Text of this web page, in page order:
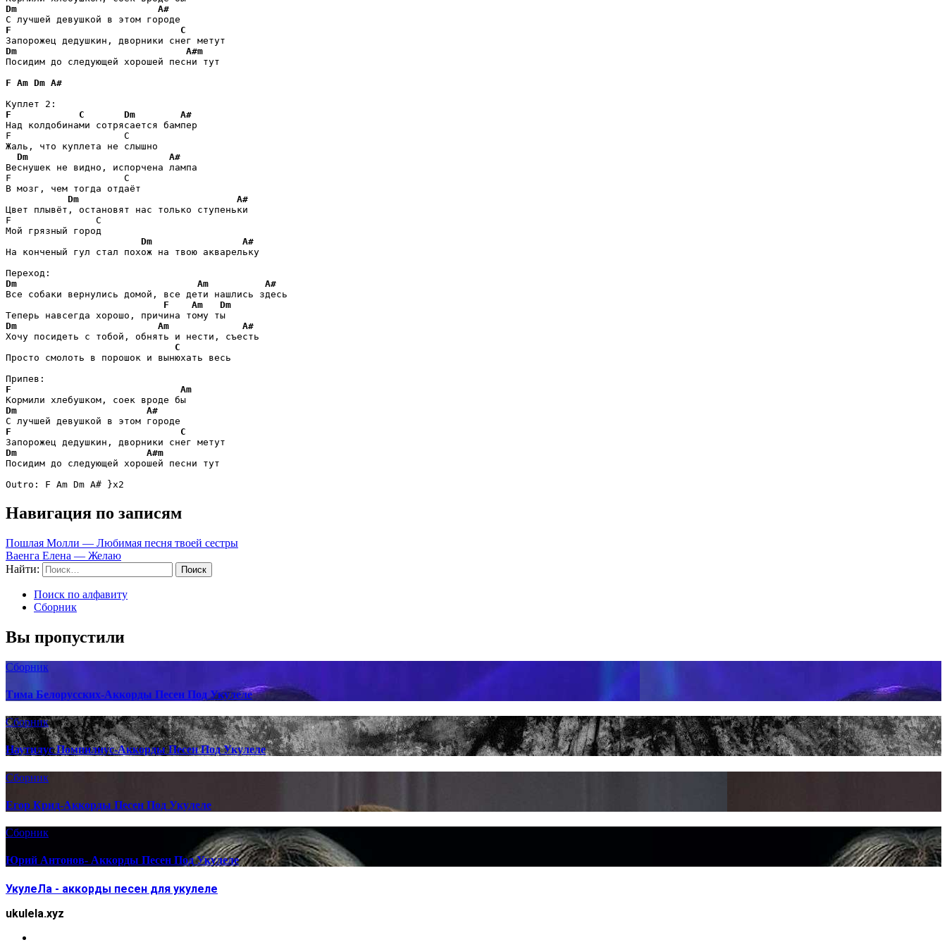
Dm
A#
F
C
Dm
A#m
Посидим до следующей хорошей песни тут
F Am Dm A#
F
C Dm
A#
Над колдобинами сотрясается бампер
F                    С
Жаль, что куплета не слышно
Dm
A#
Веснушек не видно, испорчена лампа
F                    С
В мозг, чем тогда отдаёт
Dm
A#
Цвет плывёт, остановят нас только ступеньки
F               С
Мой грязный город
Dm
A#
На конченый гул стал похож на твою акварельку
Dm
Am
A#
Все собаки вернулись домой, все дети нашлись здесь
F
Am
Dm
Dm
Am
A#
Хочу посидеть с тобой, обнять и нести, съесть
C
Просто смолоть в порошок и вынюхать весь
F
Am
Dm
A#
F
C
Dm
A#m
Посидим до следующей хорошей песни тут
Outro: F Am Dm A# }x2
Навигация по записям
Пошлая Молли — Любимая песня твоей сестры
Ваенга Елена — Желаю
Найти:
Поиск по алфавиту
Сборник
Вы пропустили
Сборник
Тима Белорусских-Аккорды Песен Под Укулеле
Сборник
Наутилус Помпилиус-Аккорды Песен Под Укулеле
Сборник
Егор Крид-Аккорды Песен Под Укулеле
Сборник
Юрий Антонов- Аккорды Песен Под Укулеле
УкулеЛа - аккорды песен для укулеле
ukulela.xyz